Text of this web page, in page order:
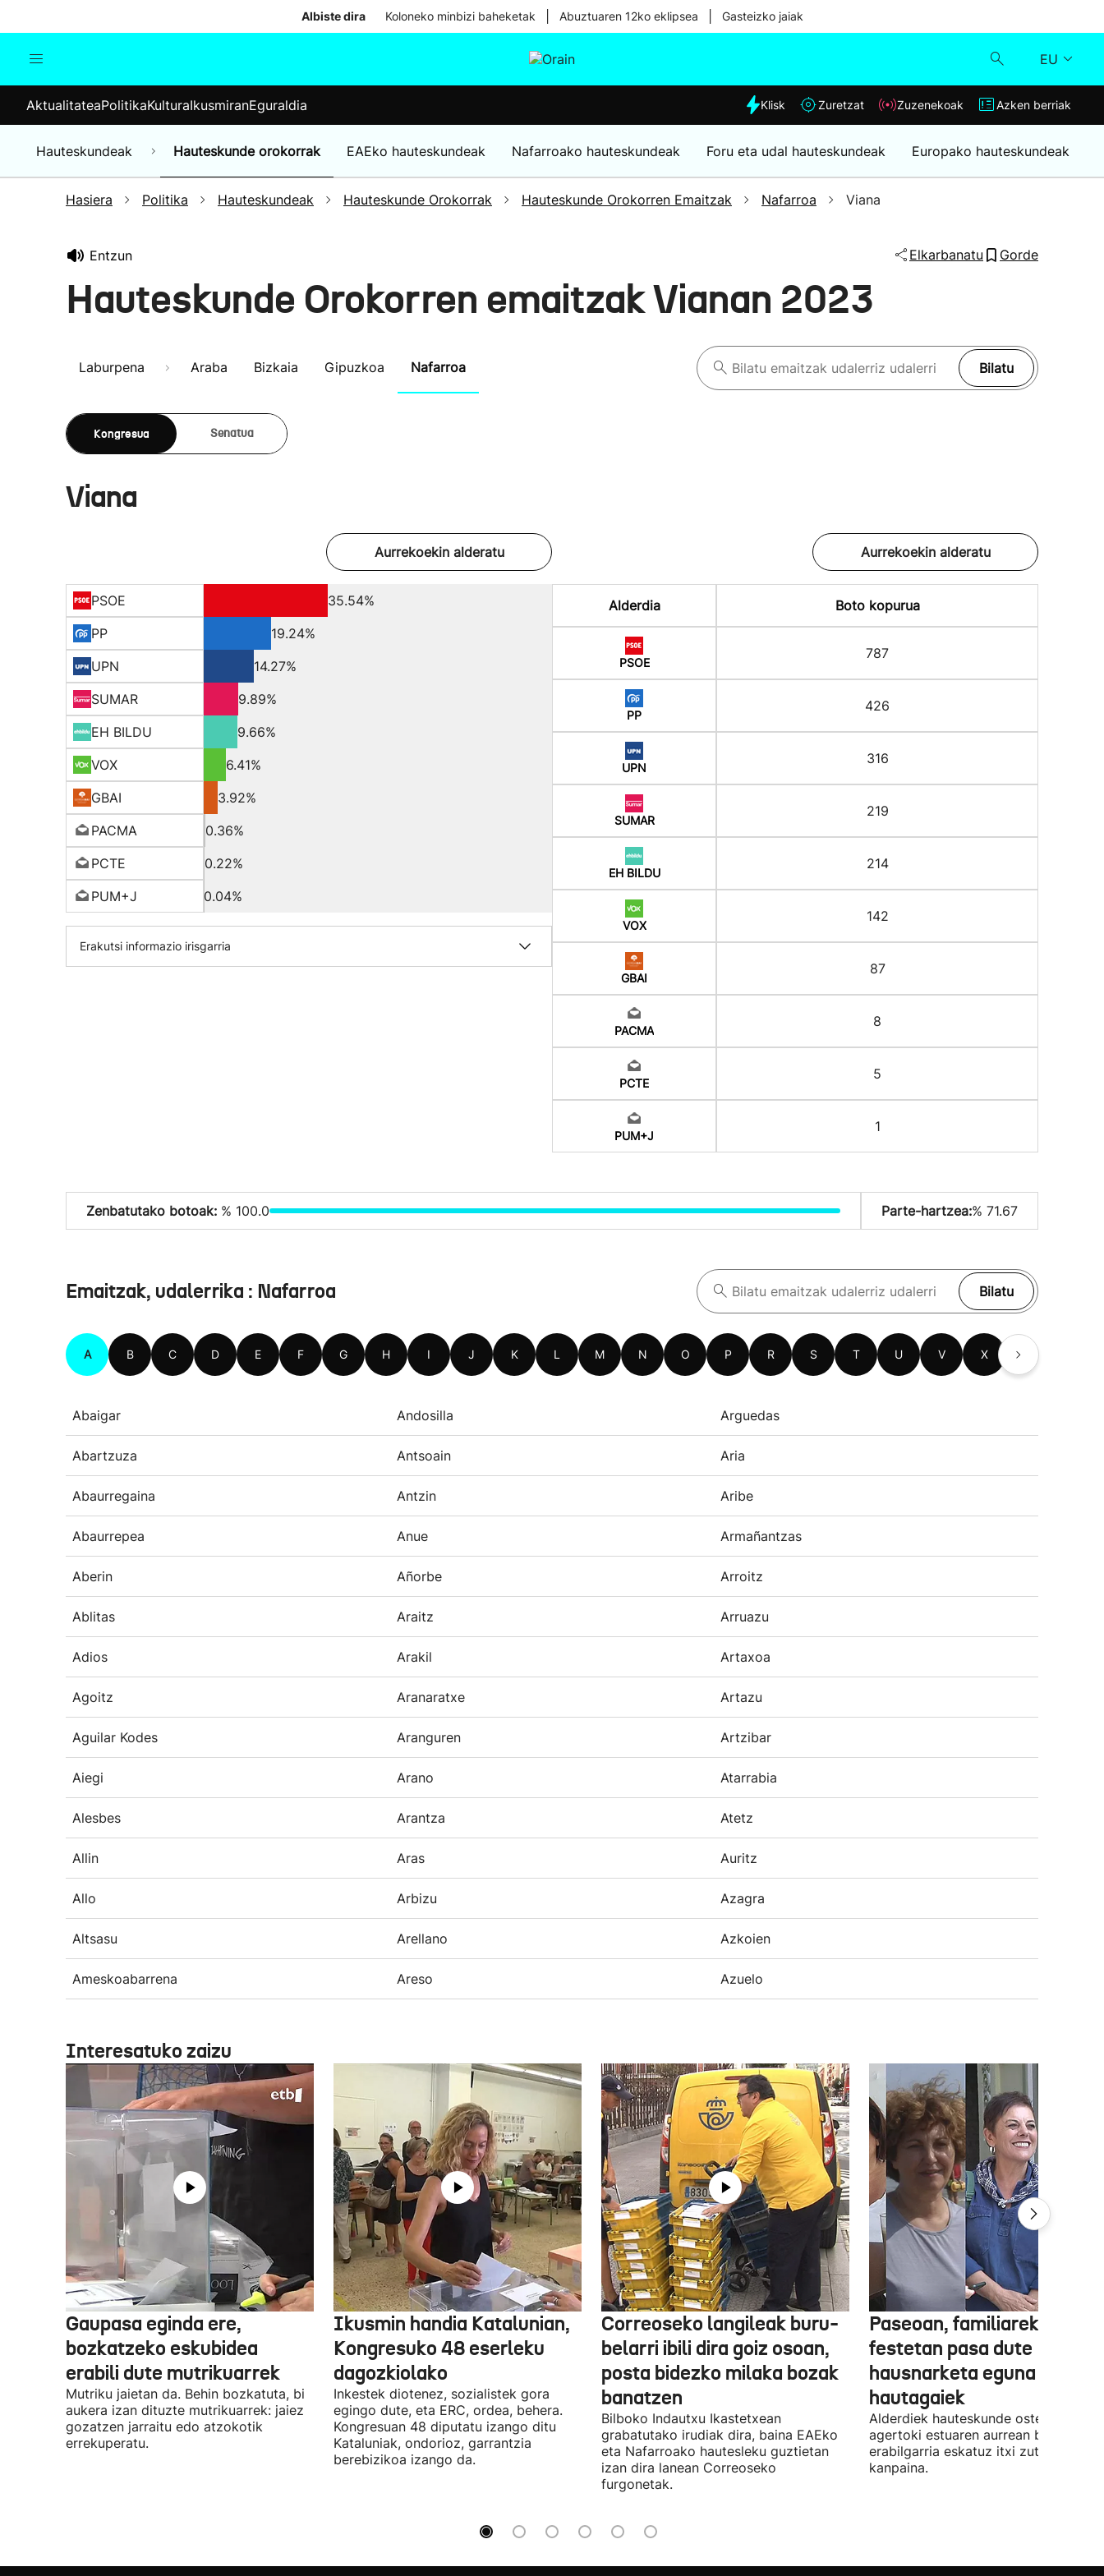
Albiste dira Koloneko minbizi baheketak Abuztuaren 12ko eklipsea Gasteizko jaiak
EU
Munduko albisteak
Hauteskundeak
Eguraldia
Klisk
Zuzenekoak
Azken berriak
AktualitateaPolitikaKulturaIkusmiranEguraldia Klisk Zuretzat Zuzenekoak Azken berriak
Hauteskundeak Hauteskunde orokorrak EAEko hauteskundeak Nafarroako hauteskundeak Foru eta udal hauteskundeak Europako hauteskundeak
Hasiera Politika Hauteskundeak Hauteskunde Orokorrak Hauteskunde Orokorren Emaitzak Nafarroa Viana
Entzun Elkarbanatu Gorde
Hauteskunde Orokorren emaitzak Vianan 2023
Laburpena Araba Bizkaia Gipuzkoa Nafarroa Bilatu
Kongresua Senatua
Viana
Aurrekoekin alderatu
PSOE
35.54%
PP
19.24%
UPN
14.27%
SUMAR
9.89%
EH BILDU
9.66%
VOX
6.41%
GBAI
3.92%
PACMA
0.36%
PCTE
0.22%
PUM+J
0.04%
Erakutsi informazio irisgarria
Aurrekoekin alderatu
Alderdia Boto kopurua
PSOE
787
PP
426
UPN
316
SUMAR
219
EH BILDU
214
VOX
142
GBAI
87
PACMA
8
PCTE
5
PUM+J
1
Zenbatutako botoak: % 100.0 Parte-hartzea:% 71.67
Emaitzak, udalerrika : Nafarroa Bilatu
A B C D E F G H I J K L M N O P R S T U V X
Abaigar Andosilla Arguedas
Abartzuza Antsoain Aria
Abaurregaina Antzin Aribe
Abaurrepea Anue Armañantzas
Aberin Añorbe Arroitz
Ablitas Araitz Arruazu
Adios Arakil Artaxoa
Agoitz Aranaratxe Artazu
Aguilar Kodes Aranguren Artzibar
Aiegi Arano Atarrabia
Alesbes Arantza Atetz
Allin Aras Auritz
Allo Arbizu Azagra
Altsasu Arellano Azkoien
Ameskoabarrena Areso Azuelo
Interesatuko zaizu
Gaupasa eginda ere,
bozkatzeko eskubidea
erabili dute mutrikuarrek
Mutriku jaietan da. Behin bozkatuta, bi
aukera izan dituzte mutrikuarrek: jaiez
gozatzen jarraitu edo atzokotik
errekuperatu.
Ikusmin handia Katalunian,
Kongresuko 48 eserleku
dagozkiolako
Inkestek diotenez, sozialistek gora
egingo dute, eta ERC, ordea, behera.
Kongresuan 48 diputatu izango ditu
Kataluniak, ondorioz, garrantzia
berebizikoa izango da.
Correoseko langileak buru-
belarri ibili dira goiz osoan,
posta bidezko milaka bozak
banatzen
Bilboko Indautxu Ikastetxean
grabatutako irudiak dira, baina EAEko
eta Nafarroako hautesleku guztietan
izan dira lanean Correoseko
furgonetak.
Paseoan, familiarekin edo
festetan pasa dute
hausnarketa eguna
hautagaiek
Alderdiek hauteskunde osteko
agertoki estuaren aurrean boto
erabilgarria eskatuz itxi zuten atzo
kanpaina.